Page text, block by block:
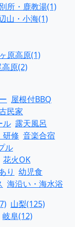
所・鹿教湯(1)
山・小海(1)
原高原(1)
原(2)
屋根付BBQ
民家
ル 露天風呂
研修 音楽合宿
ル
花火OK
り 幼児食
海沿い・海水浴
山梨(125)
岐阜(12)